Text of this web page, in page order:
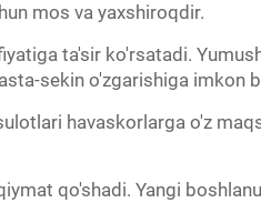
mos va yaxshiroqdir.
ta'sir ko'rsatadi.
sekin o'zgarishiga imkon
havaskorlarga o'z
qo'shadi. Yangi